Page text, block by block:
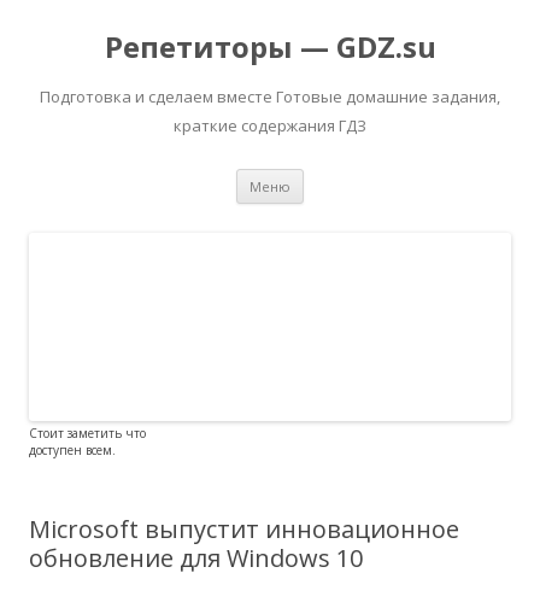
Репетиторы — GDZ.su
Подготовка и сделаем вместе Готовые домашние задания,
краткие содержания ГДЗ
Меню
Стоит заметить что
доступен всем.
Microsoft выпустит инновационное
обновление для Windows 10